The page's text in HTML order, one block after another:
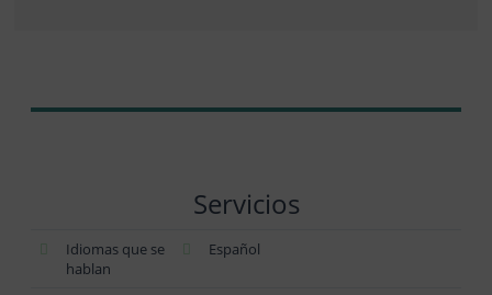
Servicios
Idiomas que se
hablan
Español